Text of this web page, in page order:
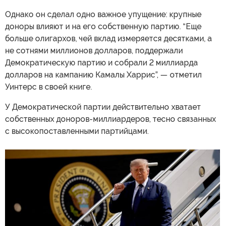
Однако он сделал одно важное упущение: крупные
доноры влияют и на его собственную партию. “Еще
больше олигархов, чей вклад измеряется десятками, а
не сотнями миллионов долларов, поддержали
Демократическую партию и собрали 2 миллиарда
долларов на кампанию Камалы Харрис”, — отметил
Уинтерс в своей книге.
У Демократической партии действительно хватает
собственных доноров-миллиардеров, тесно связанных
с высокопоставленными партийцами.